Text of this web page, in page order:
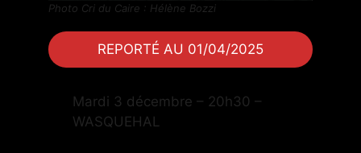
Photo Cri du Caire : Hélène Bozzi
REPORTÉ AU 01/04/2025
Mardi 3 décembre – 20h30 –
WASQUEHAL